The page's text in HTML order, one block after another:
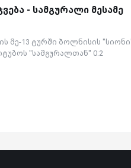
- სამგურალი მესამე
მე-13 ტურში ბოლნისის
''სამგურალთან'' 0:2